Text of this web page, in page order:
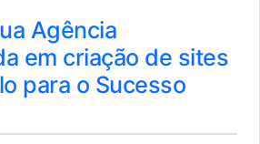
Agência
em criação de sites
para o Sucesso